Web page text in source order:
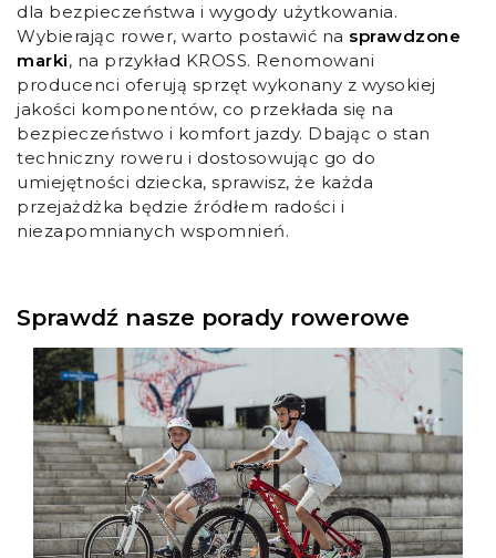
dla bezpieczeństwa i wygody użytkowania.
Wybierając rower, warto postawić na sprawdzone
marki, na przykład KROSS. Renomowani
producenci oferują sprzęt wykonany z wysokiej
jakości komponentów, co przekłada się na
bezpieczeństwo i komfort jazdy. Dbając o stan
techniczny roweru i dostosowując go do
umiejętności dziecka, sprawisz, że każda
przejażdżka będzie źródłem radości i
niezapomnianych wspomnień.
Sprawdź nasze porady rowerowe